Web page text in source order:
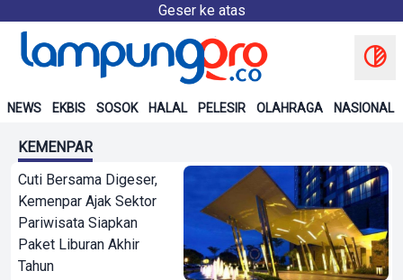
Geser ke atas
NEWS EKBIS SOSOK HALAL PELESIR OLAHRAGA NASIONAL
KEMENPAR
Cuti Bersama Digeser,
Kemenpar Ajak Sektor
Pariwisata Siapkan
Paket Liburan Akhir
Tahun